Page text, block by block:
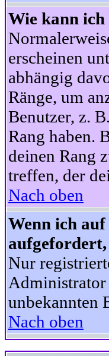
Wie kann ich
erscheinen
abhängig
Ränge, um
Benutzer, z.
Rang haben.
deinen Rang
treffen, der
Nach oben
Wenn ich
Nur
Administrator
unbekannten
Nach oben